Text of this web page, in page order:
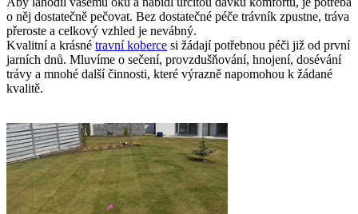
o něj dostatečně pečovat. Bez dostatečné péče trávník zpustne, tráva
přeroste a celkový vzhled je nevábný.
Kvalitní a krásné travní koberce si žádají potřebnou péči již od první
jarních dnů. Mluvíme o sečení, provzdušňování, hnojení, dosévání
trávy a mnohé další činnosti, které výrazně napomohou k žádané
kvalitě.